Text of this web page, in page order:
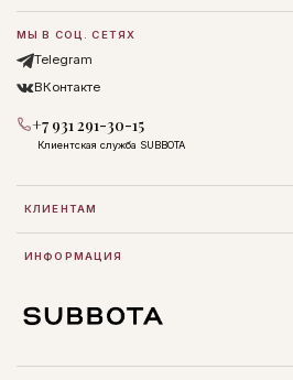
КЛИЕНТАМ
ИНФОРМАЦИЯ
МЫ В СОЦ. СЕТЯХ
Telegram
ВКонтакте
+7 931 291-30-15
Клиентская служба SUBBOTA